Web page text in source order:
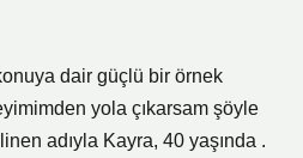
dair güçlü bir örnek
yola çıkarsam şöyle
adıyla Kayra, 40 yaşında .